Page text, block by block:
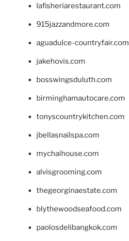
lafisheriarestaurant.com
915jazzandmore.com
aguadulce-countryfair.com
jakehovis.com
bosswingsduluth.com
birminghamautocare.com
tonyscountrykitchen.com
jbellasnailspa.com
mychaihouse.com
alvisgrooming.com
thegeorginaestate.com
blythewoodseafood.com
paolosdelibangkok.com